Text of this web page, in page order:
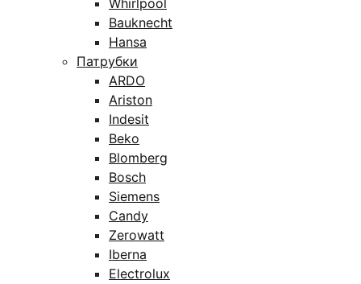
Whirlpool
Bauknecht
Hansa
Патрубки
ARDO
Ariston
Indesit
Beko
Blomberg
Bosch
Siemens
Candy
Zerowatt
Iberna
Electrolux